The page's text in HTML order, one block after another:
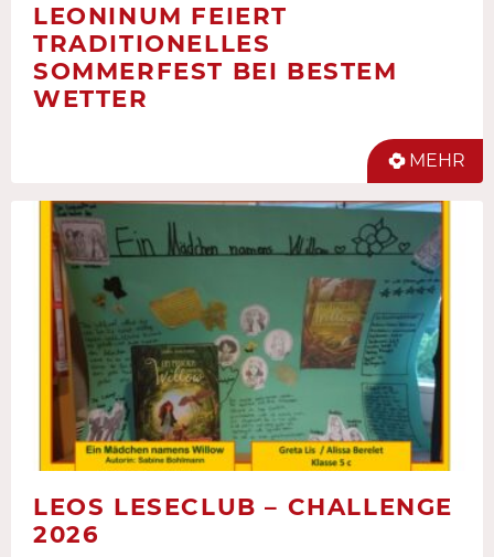
LEONINUM FEIERT
TRADITIONELLES
SOMMERFEST BEI BESTEM
WETTER
MEHR
LEOS LESECLUB – CHALLENGE
2026